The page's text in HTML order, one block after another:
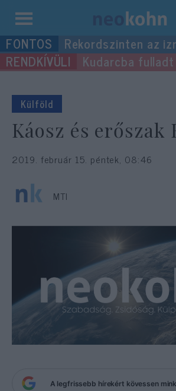
Kilépés
a
tartalomba
Rekordszinten az
Kudarcba
Külföld
Káosz és erőszak
2019. február 15. péntek, 08:46
MTI
A legfrissebb hírekért kövessen